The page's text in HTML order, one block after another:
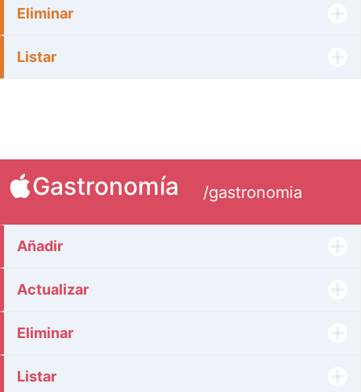
Eliminar
Listar
Gastronomía /gastronomia
Añadir
Actualizar
Eliminar
Listar